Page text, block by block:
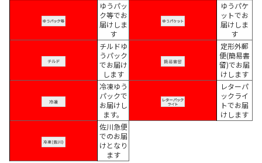
ゆうパッ
ク等でお
届けしま
す
ゆうパケ
ットでお
届けしま
す
チルドゆ
うパック
でお届け
します
定形外郵
便(簡易書
留)でお届
けします
冷凍ゆう
パックで
お届けし
ます。
レターパ
ックライ
トでお届
けします
佐川急便
でのお届
けとなり
ます